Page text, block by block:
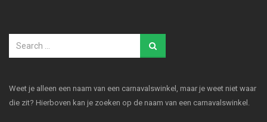
Weet je alleen een naam van een carnavalswinkel, maar je weet niet waar
die zit? Hierboven kan je zoeken op de naam van een carnavalswinkel.